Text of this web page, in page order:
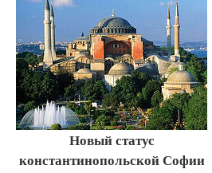
Новый статус
константинопольской Софии